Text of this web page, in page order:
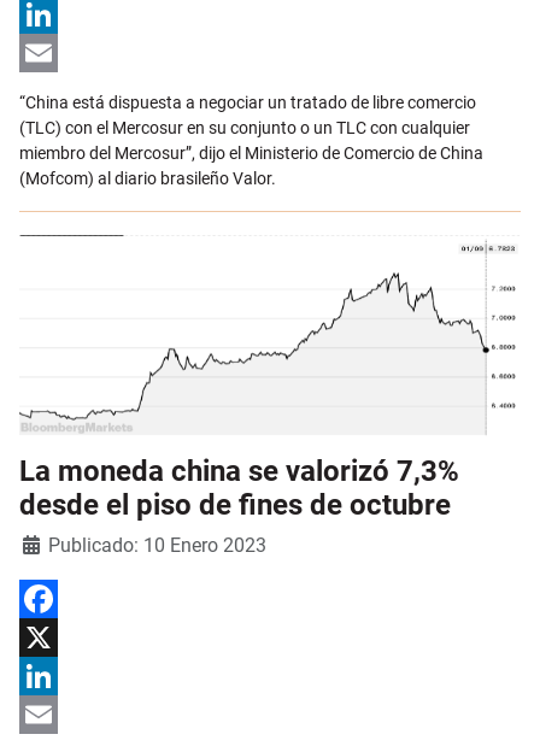
X
LinkedIn
Email
“China está dispuesta a negociar un tratado de libre comercio
(TLC) con el Mercosur en su conjunto o un TLC con cualquier
miembro del Mercosur”, dijo el Ministerio de Comercio de China
(Mofcom) al diario brasileño Valor.
La moneda china se valorizó 7,3%
desde el piso de fines de octubre
Detalles
Publicado: 10 Enero 2023
Facebook
X
LinkedIn